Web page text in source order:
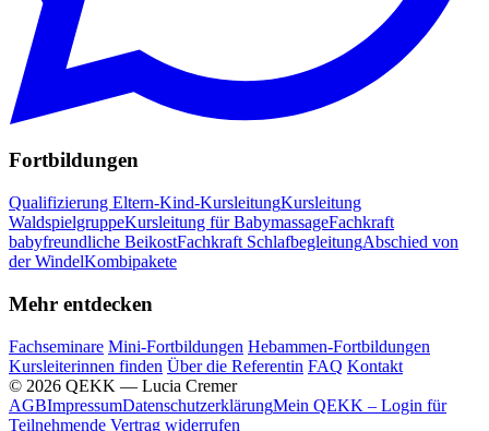
Fortbildungen
Qualifizierung Eltern-Kind-KursleitungKursleitung
WaldspielgruppeKursleitung für BabymassageFachkraft
babyfreundliche BeikostFachkraft SchlafbegleitungAbschied von
der WindelKombipakete
Mehr entdecken
Fachseminare Mini-Fortbildungen Hebammen-Fortbildungen
Kursleiterinnen finden Über die Referentin FAQ Kontakt
© 2026 QEKK — Lucia Cremer
AGBImpressumDatenschutzerklärungMein QEKK – Login für
Teilnehmende Vertrag widerrufen